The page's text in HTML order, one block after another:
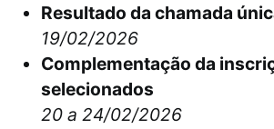
Resultado da chamada
19/02/2026
Complementação da
selecionados
20 a 24/02/2026